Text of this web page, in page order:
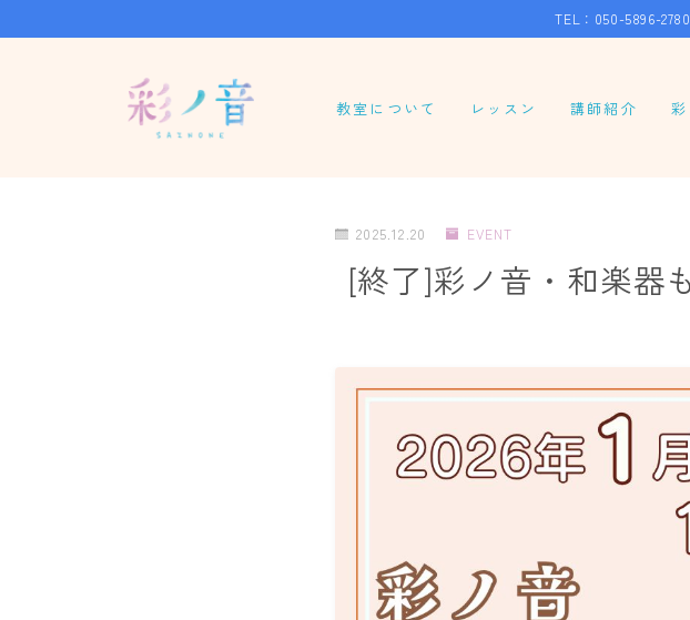
TEL：050-5896-
教室について レッスン
尺八合奏レッスン
講師紹介
2025.12.20 EVENT
[終了]彩ノ音・和楽器